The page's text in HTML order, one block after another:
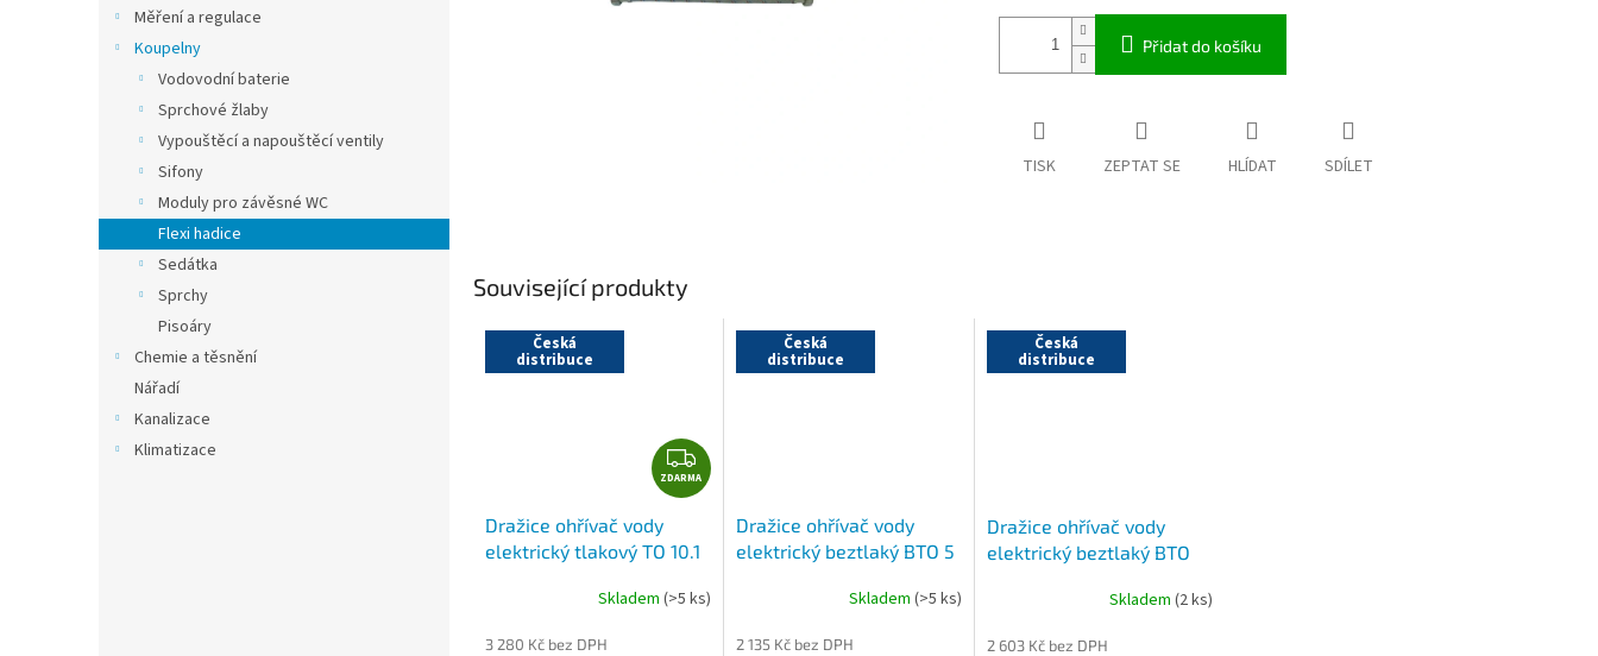
Měření a regulace
Koupelny
Vodovodní baterie
Sprchové žlaby
Vypouštěcí a napouštěcí ventily
Sifony
Moduly pro závěsné WC
Flexi hadice
Sedátka
Sprchy
Pisoáry
Chemie a těsnění
Nářadí
Kanalizace
Klimatizace
Přidat do košíku
TISK ZEPTAT SE HLÍDAT SDÍLET
Související produkty
Česká
distribuce
Z
D
R
A
ZDARMA
Dražice ohřívač vody
elektrický tlakový TO 10.1
Skladem (>5 ks)
3 280 Kč bez DPH
Česká
distribuce
Dražice ohřívač vody
elektrický beztlaký BTO 5
Skladem (>5 ks)
2 135 Kč bez DPH
Česká
distribuce
Dražice ohřívač vody
elektrický beztlaký BTO
Skladem(2 ks)
2 603 Kč bez DPH